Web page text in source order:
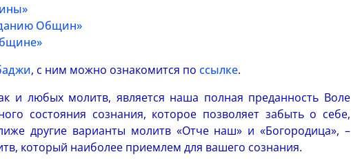
Общин»
, с ним можно ознакомится по ссылке.
и любых молитв, является наша полная преданность Воле
состояния сознания, которое позволяет забыть о себе,
другие варианты молитв «Отче наш» и «Богородица», –
который наиболее приемлем для вашего сознания.